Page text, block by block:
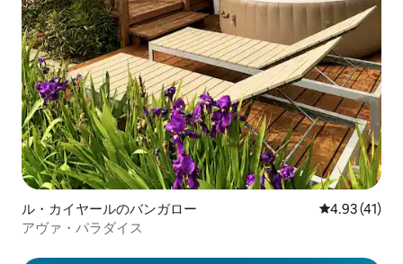
ル・カイヤールのバンガロー レビュー41
4.93 (41)
アヴァ・パラダイス